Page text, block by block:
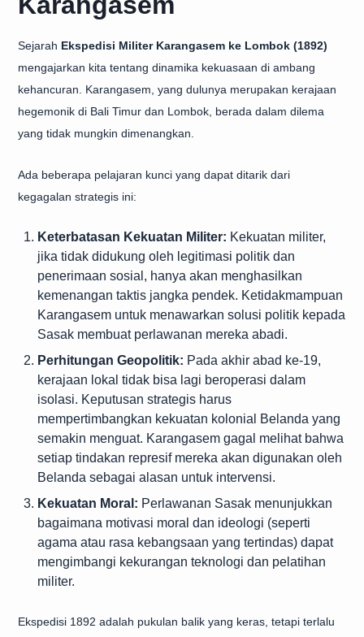
Sejarah Ekspedisi Militer Karangasem ke Lombok (1892)
mengajarkan kita tentang dinamika kekuasaan di ambang
kehancuran. Karangasem, yang dulunya merupakan kerajaan
hegemonik di Bali Timur dan Lombok, berada dalam dilema
yang tidak mungkin dimenangkan.
Ada beberapa pelajaran kunci yang dapat ditarik dari
kegagalan strategis ini:
Keterbatasan Kekuatan Militer: Kekuatan militer,
jika tidak didukung oleh legitimasi politik dan
penerimaan sosial, hanya akan menghasilkan
kemenangan taktis jangka pendek. Ketidakmampuan
Karangasem untuk menawarkan solusi politik kepada
Sasak membuat perlawanan mereka abadi.
Perhitungan Geopolitik: Pada akhir abad ke-19,
kerajaan lokal tidak bisa lagi beroperasi dalam
isolasi. Keputusan strategis harus
mempertimbangkan kekuatan kolonial Belanda yang
semakin menguat. Karangasem gagal melihat bahwa
setiap tindakan represif mereka akan digunakan oleh
Belanda sebagai alasan untuk intervensi.
Kekuatan Moral: Perlawanan Sasak menunjukkan
bagaimana motivasi moral dan ideologi (seperti
agama atau rasa kebangsaan yang tertindas) dapat
mengimbangi kekurangan teknologi dan pelatihan
militer.
Ekspedisi 1892 adalah pukulan balik yang keras, tetapi terlalu